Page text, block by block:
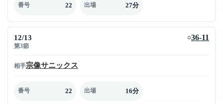
番号 22 出場 27分
12/13
第3節
○36-11
相手宗像サニックス
番号 22 出場 16分